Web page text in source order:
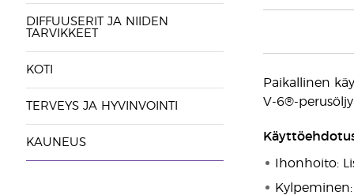
DIFFUUSERIT JA NIIDEN
TARVIKKEET
KOTI
TERVEYS JA HYVINVOINTI
KAUNEUS
Paikallinen
V-6®-
Ihonhoito: